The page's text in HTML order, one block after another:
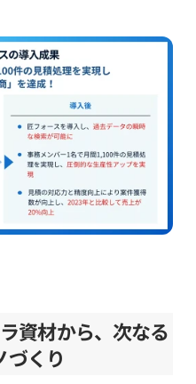
資材から、次なる
づくり